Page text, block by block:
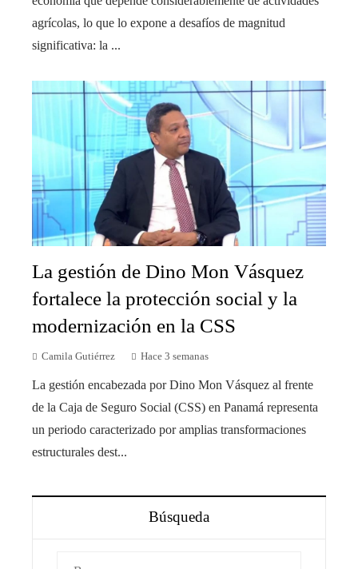
agrícolas, lo que lo expone a desafíos de magnitud
significativa: la ...
La gestión de Dino Mon Vásquez
fortalece la protección social y la
modernización en la CSS
Camila Gutiérrez Hace 3 semanas
La gestión encabezada por Dino Mon Vásquez al frente
de la Caja de Seguro Social (CSS) en Panamá representa
un periodo caracterizado por amplias transformaciones
estructurales dest...
Búsqueda